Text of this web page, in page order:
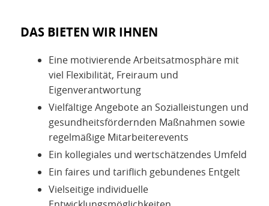
DAS BIETEN WIR IHNEN
Eine motivierende Arbeitsatmosphäre mit
viel Flexibilität, Freiraum und
Eigenverantwortung
Vielfältige Angebote an Sozialleistungen und
gesundheitsfördernden Maßnahmen sowie
regelmäßige Mitarbeiterevents
Ein kollegiales und wertschätzendes Umfeld
Ein faires und tariflich gebundenes Entgelt
Vielseitige individuelle